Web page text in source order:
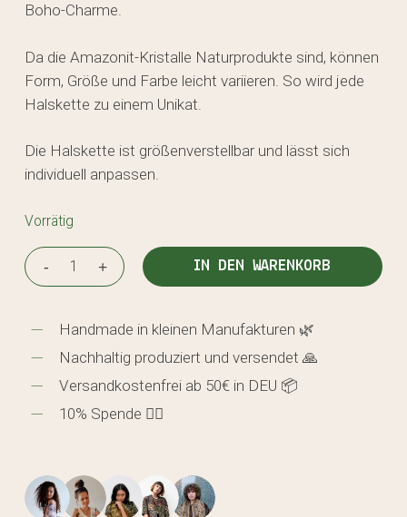
Boho-Charme.
Da die Amazonit-Kristalle Naturprodukte sind, können
Form, Größe und Farbe leicht variieren. So wird jede
Halskette zu einem Unikat.
Die Halskette ist größenverstellbar und lässt sich
individuell anpassen.
Vorrätig
IN DEN WARENKORB
Handmade in kleinen Manufakturen 🌿
Nachhaltig produziert und versendet 🙏
Versandkostenfrei ab 50€ in DEU 📦
10% Spende 🖐🏼